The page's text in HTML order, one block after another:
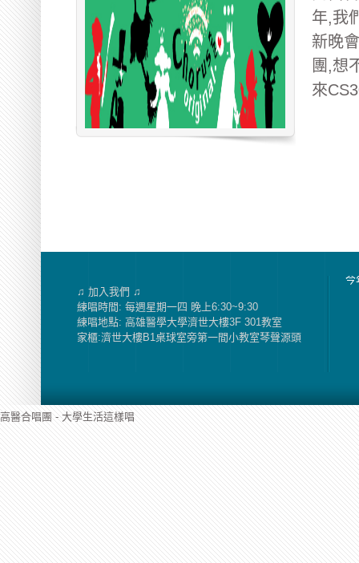
年,我
新晚
團,想
來
♫ 加入我們 ♫
練唱時間: 每週星期一四 晚上6:30~9:30
練唱地點: 高雄醫學大學濟世大樓3F 301教室
家櫃:濟世大樓B1桌球室旁第一間小教室琴聲源頭
今
高醫合唱團 - 大學生活這樣唱